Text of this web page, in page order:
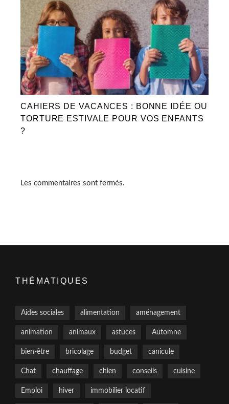
CAHIERS DE VACANCES : BONNE IDÉE OU
TORTURE ESTIVALE POUR VOS ENFANTS
?
Les commentaires sont fermés.
THÉMATIQUES
Aides sociales alimentation aménagement
animation animaux astuces Automne
bien-être bricolage budget canicule
Chat chauffage chien conseils cuisine
Emploi hiver immobilier locatif